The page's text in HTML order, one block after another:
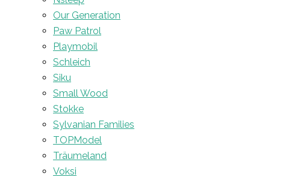
Our Generation
Paw Patrol
Playmobil
Schleich
Siku
Small Wood
Stokke
Sylvanian Families
TOPModel
Träumeland
Voksi